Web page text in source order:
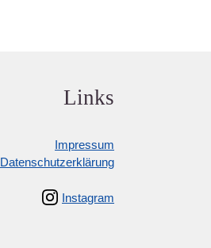
Links
Impressum
Datenschutzerklärung
Instagram